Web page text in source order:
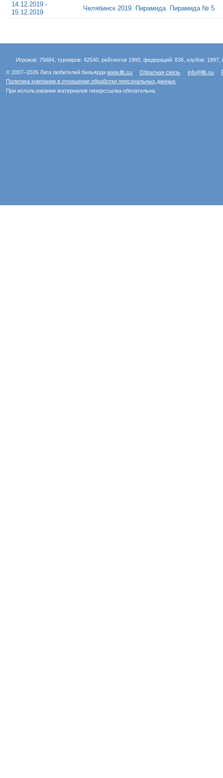
14.12.2019 -
15.12.2019
Челябинск 2019. Пирамида. Пирамида № 5
Игроков: 75684, турниров: 42540, рейтингов 1900, федераций: 836, клубов:
© 2007–2026 Лига любителей бильярдаwww.llb.su Обратная связь info@llb.su
Политика компании в отношении обработки персональных данных
При использовании материалов гиперссылка обязательна.